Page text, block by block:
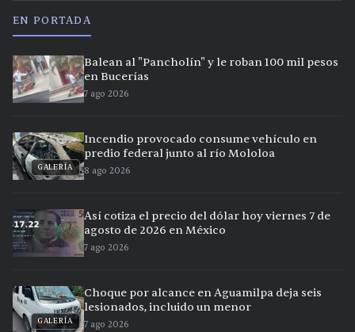
EN PORTADA
Balean al "Pancholín" y le roban 100 mil pesos
en Bucerías
7 ago 2026
GALERÍA
Incendio provocado consume vehículo en
predio federal junto al río Mololoa
8 ago 2026
Así cotiza el precio del dólar hoy viernes 7 de
agosto de 2026 en México
7 ago 2026
GALERÍA
Choque por alcance en Aguamilpa deja seis
lesionados, incluido un menor
7 ago 2026